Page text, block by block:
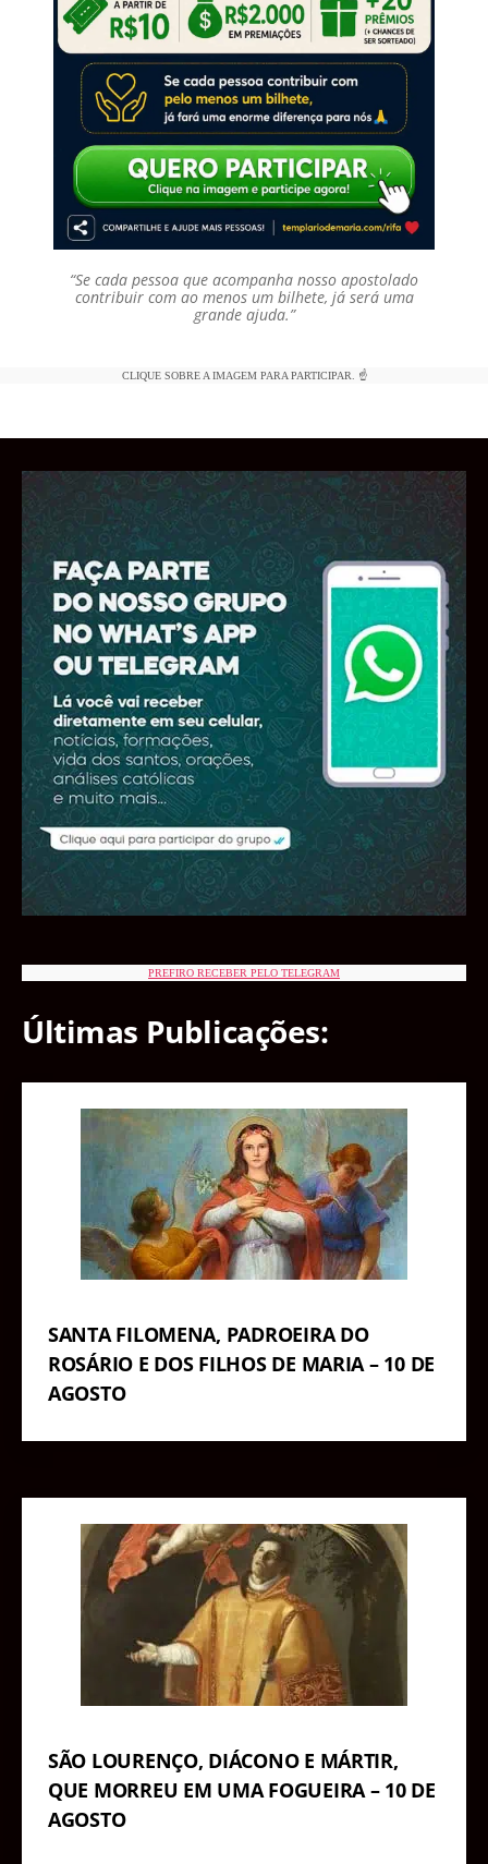
“Se cada pessoa que acompanha nosso apostolado
contribuir com ao menos um bilhete, já será uma
grande ajuda.”
CLIQUE SOBRE A IMAGEM PARA PARTICIPAR. ☝️
PREFIRO RECEBER PELO TELEGRAM
Últimas Publicações:
SANTA FILOMENA, PADROEIRA DO
ROSÁRIO E DOS FILHOS DE MARIA – 10 DE
AGOSTO
SÃO LOURENÇO, DIÁCONO E MÁRTIR,
QUE MORREU EM UMA FOGUEIRA – 10 DE
AGOSTO